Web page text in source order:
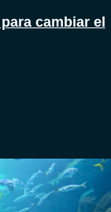
cambiar el